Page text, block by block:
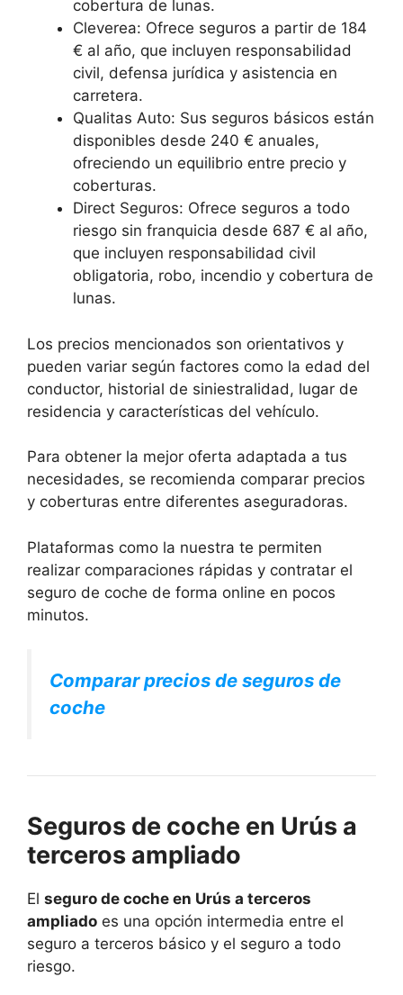
cobertura de lunas.
Cleverea: Ofrece seguros a partir de 184
€ al año, que incluyen responsabilidad
civil, defensa jurídica y asistencia en
carretera.
Qualitas Auto: Sus seguros básicos están
disponibles desde 240 € anuales,
ofreciendo un equilibrio entre precio y
coberturas.
Direct Seguros: Ofrece seguros a todo
riesgo sin franquicia desde 687 € al año,
que incluyen responsabilidad civil
obligatoria, robo, incendio y cobertura de
lunas.
Los precios mencionados son orientativos y
pueden variar según factores como la edad del
conductor, historial de siniestralidad, lugar de
residencia y características del vehículo.
Para obtener la mejor oferta adaptada a tus
necesidades, se recomienda comparar precios
y coberturas entre diferentes aseguradoras.
Plataformas como la nuestra te permiten
realizar comparaciones rápidas y contratar el
seguro de coche de forma online en pocos
minutos.
Comparar precios de seguros de
coche
Seguros de coche en Urús a
terceros ampliado
El seguro de coche en Urús a terceros
ampliado es una opción intermedia entre el
seguro a terceros básico y el seguro a todo
riesgo.